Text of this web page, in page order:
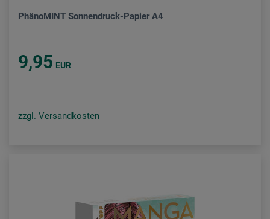
PhänoMINT Sonnendruck-Papier A4
9,95 EUR
zzgl. Versandkosten